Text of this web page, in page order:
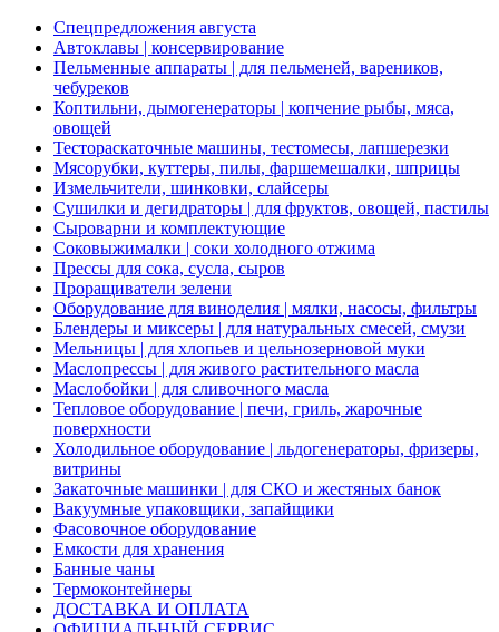
Спецпредложения августа
Автоклавы | консервирование
Пельменные аппараты | для пельменей, вареников,
чебуреков
Коптильни, дымогенераторы | копчение рыбы, мяса,
овощей
Тестораскаточные машины, тестомесы, лапшерезки
Мясорубки, куттеры, пилы, фаршемешалки, шприцы
Измельчители, шинковки, слайсеры
Сушилки и дегидраторы | для фруктов, овощей, пастилы
Сыроварни и комплектующие
Соковыжималки | соки холодного отжима
Прессы для сока, сусла, сыров
Проращиватели зелени
Оборудование для виноделия | мялки, насосы, фильтры
Блендеры и миксеры | для натуральных смесей, смузи
Мельницы | для хлопьев и цельнозерновой муки
Маслопрессы | для живого растительного масла
Маслобойки | для сливочного масла
Тепловое оборудование | печи, гриль, жарочные
поверхности
Холодильное оборудование | льдогенераторы, фризеры,
витрины
Закаточные машинки | для СКО и жестяных банок
Вакуумные упаковщики, запайщики
Фасовочное оборудование
Емкости для хранения
Банные чаны
Термоконтейнеры
ДОСТАВКА И ОПЛАТА